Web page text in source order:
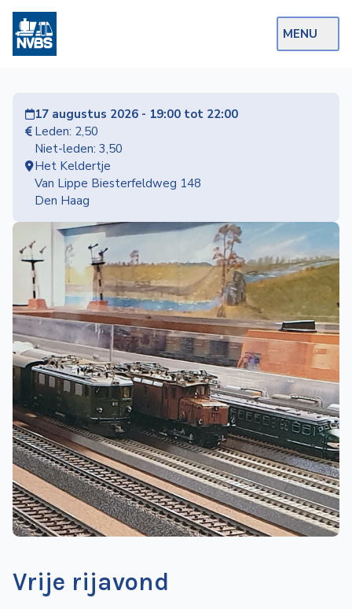
MENU
Op de Rails
NVBS Actueel
Afdelingen
Excursies
Actueel
Ons
aanbod
Over
de
NVBS
Wegwijzer
Mijn
NVBS
17 augustus 2026 - 19:00 tot 22:00
Leden: 2,50
Niet-leden: 3,50
Het Keldertje
Van Lippe Biesterfeldweg 148
Den Haag
Vrije rijavond